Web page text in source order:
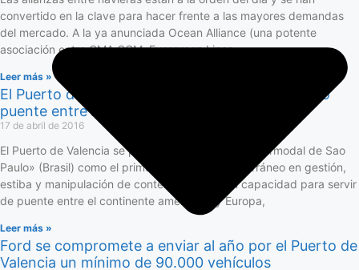
convertido en la clave para hacer frente a las mayores demandas
del mercado. A la ya anunciada Ocean Alliance (una potente
asociación entre CMA CGM, Evergreen Lines,
Leer más »
El Puerto de Valencia se presenta en Brasil como
puente entre América y Europa
17 de abril de 2016
El Puerto de Valencia se presentará en la feria «Intermodal de Sao
Paulo» (Brasil) como el primer puerto del Mediterráneo en gestión,
estiba y manipulación de contenedores y con capacidad para servir
de puente entre el continente americano y Europa,
Leer más »
Ford se compromete a enviar al año por el Puerto de
Valencia un mínimo de 90.000 vehículos